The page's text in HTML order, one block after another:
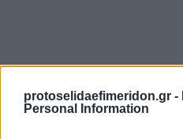
protoselidaefimeridon.gr -
Personal Information